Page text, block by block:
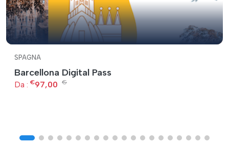
SPAGNA
Barcellona Digital Pass
Da : €97,00 €